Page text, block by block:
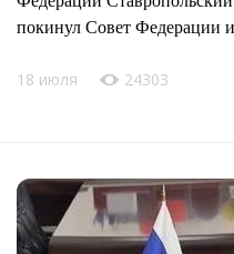
покинул Совет Федерации
18 июля 24303